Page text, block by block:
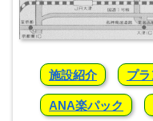
施設紹介 プ
ANA楽パック